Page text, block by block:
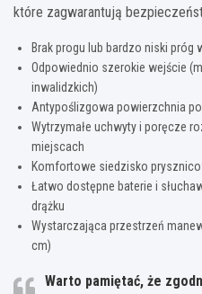
które zagwarantują
Brak progu lub bardzo niski
Odpowiednio szerokie wejście
inwalidzkich)
Antypoślizgowa powierzchnia
Wytrzymałe uchwyty i poręcze
miejscach
Komfortowe siedzisko
Łatwo dostępne baterie i
drążku
Wystarczająca przestrzeń
cm)
Warto pamiętać, że